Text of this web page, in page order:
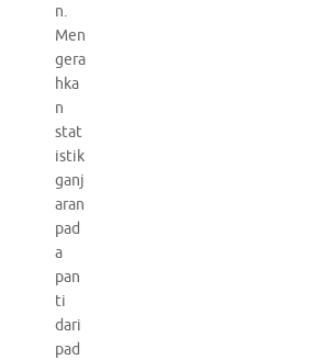
n.
Men
gera
hka
n
stat
istik
ganj
aran
pad
a
pan
ti
dari
pad